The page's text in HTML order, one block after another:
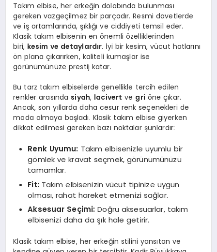
Takım elbise, her erkeğin dolabında bulunması
gereken vazgeçilmez bir parçadır. Resmi davetlerde
ve iş ortamlarında, şıklığı ve ciddiyeti temsil eder.
Klasik takım elbisenin en önemli özelliklerinden
biri, kesim ve detaylardır. İyi bir kesim, vücut hatlarını
ön plana çıkarırken, kaliteli kumaşlar ise
görünümünüze prestij katar.
Bu tarz takım elbiselerde genellikle tercih edilen
renkler arasında siyah, lacivert ve gri öne çıkar.
Ancak, son yıllarda daha cesur renk seçenekleri de
moda olmaya başladı. Klasik takım elbise giyerken
dikkat edilmesi gereken bazı noktalar şunlardır:
Renk Uyumu: Takım elbisenizle uyumlu bir
gömlek ve kravat seçmek, görünümünüzü
tamamlar.
Fit: Takım elbisenizin vücut tipinize uygun
olması, rahat hareket etmenizi sağlar.
Aksesuar Seçimi: Doğru aksesuarlar, takım
elbisenizi daha da şık hale getirir.
Klasik takım elbise, her erkeğin stilini yansıtan ve